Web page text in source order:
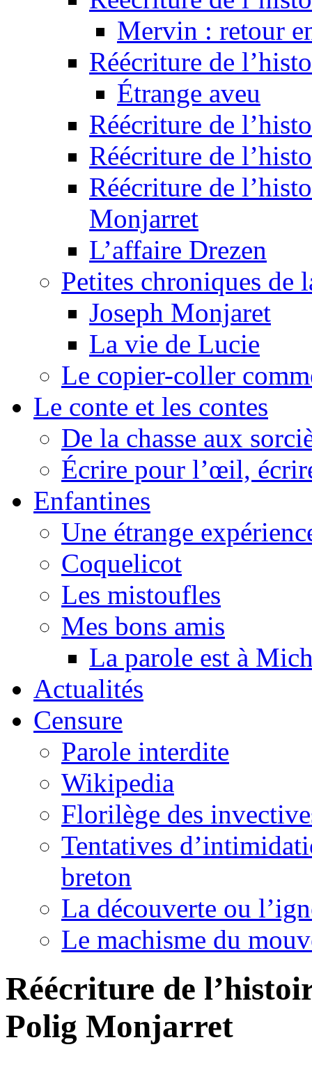
Mervin : retour
Réécriture de
Étrange aveu
Réécriture de
Réécriture de
Réécriture de
Monjarret
L’affaire Drezen
Petites chroniques de
Joseph Monjaret
La vie de Lucie
Le copier-coller
Le conte et les contes
De la chasse aux
Écrire pour l’œil,
Enfantines
Une étrange
Coquelicot
Les mistoufles
Mes bons amis
La parole est à
Actualités
Censure
Parole interdite
Wikipedia
Florilège des
Tentatives
breton
La découverte ou
Le machisme du
Réécriture de
Polig Monjarret